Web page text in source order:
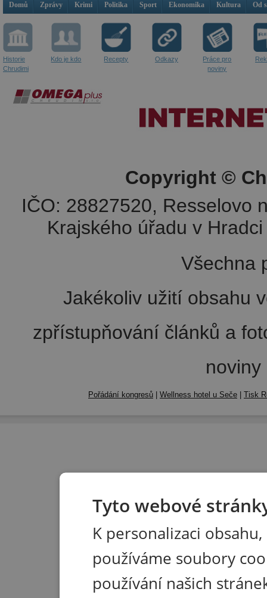
Domů Zprávy Krimi Politika Sport Ekonomika Kultura Od
Historie
Chrudimi
Kdo je kdo Recepty Odkazy
Práce pro
noviny
Copyright ©
IČO: 28827520, Resselovo
Krajského úřadu v
Všechna
Jakékoliv užití obsahu
zpřístupňování článků a
Pořádání kongresů Wellness hotel u Seče Tisk
Tyto webové
K personalizaci
používáme soubory
používání našich